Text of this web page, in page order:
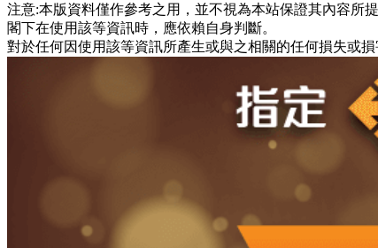
注意:本版資料僅作參考之用，並不視為本站保證其內容所
閣下在使用該等資訊時，應依賴自身判斷。
對於任何因使用該等資訊所產生或與之相關的任何損失或